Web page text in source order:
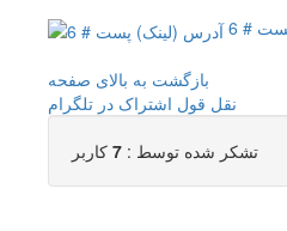
# 6
بازگشت به بالای صفحه
نقل قول اشتراک در تلگرام
تشکر شده توسط : 7 کاربر